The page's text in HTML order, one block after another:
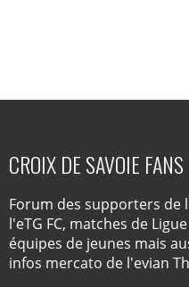
CROIX DE SAVOIE FANS
Forum des supporters de
l'eTG FC, matches de
équipes de jeunes mais
infos mercato de l'evian